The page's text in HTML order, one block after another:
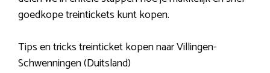
goedkope treintickets kunt kopen.
Tips en tricks treinticket kopen naar Villingen-
Schwenningen (Duitsland)